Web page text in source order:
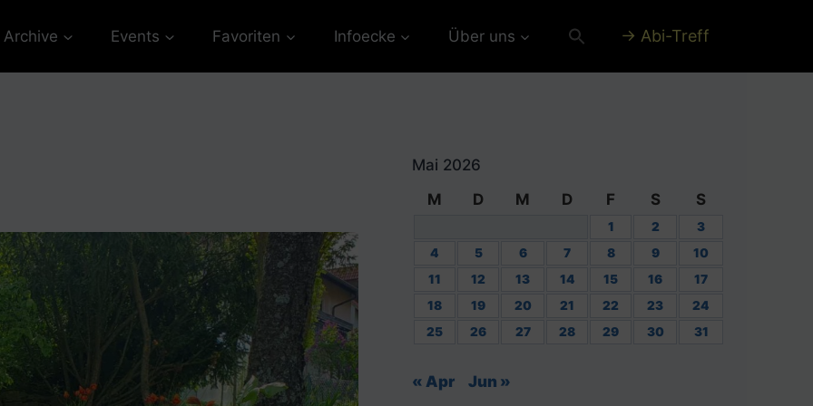
Archive Events Favoriten Infoecke Über uns → Abi-Treff
Mai 2026
M
D M D F S S
1 2
3
4
5 6 7 8 9
10
11
12 13 14 15 16
17
18
19 20 21 22 23
24
25
26 27 28 29 30 31
« Apr Jun »